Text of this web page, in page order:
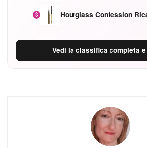
3
Vedi la classifica completa